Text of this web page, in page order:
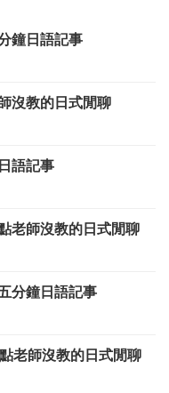
鐘日語記事
沒教的日式閒聊
語記事
老師沒教的日式閒聊
分鐘日語記事
老師沒教的日式閒聊